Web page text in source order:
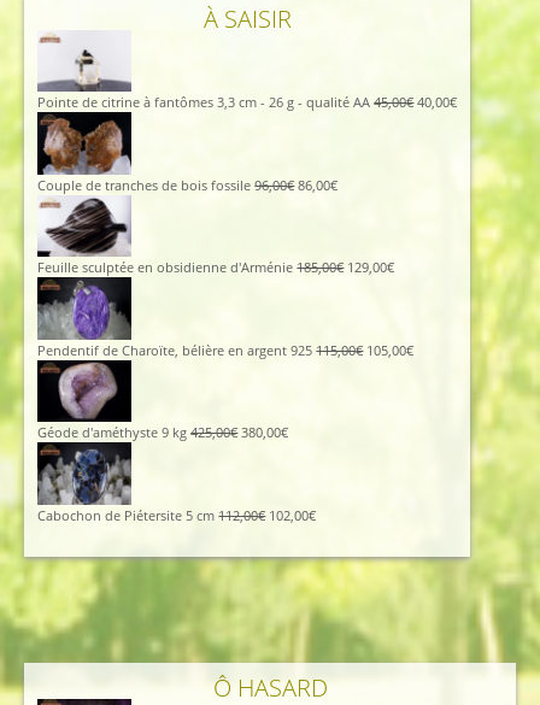
À SAISIR
Pointe de citrine à fantômes 3,3 cm - 26 g - qualité AA 45,00€Le
40,00€Le
prix
actuel
est :
40,00€.
Couple de tranches de bois fossile 96,00€Le
96,00€.
86,00€Le
86,00€.
Feuille sculptée en obsidienne d'Arménie 185,00€ Le
185,00€.
129,00€Le
129,00€.
Pendentif de Charoïte, bélière en argent 925 115,00€ Le
105,00€Le
Géode d'améthyste 9 kg 425,00€ Le
425,00€.
380,00€Le
380,00€.
Cabochon de Piétersite 5 cm 112,00€ Le
initial
était :
112,00€.
102,00€Le
actuel
est :
Ô HASARD